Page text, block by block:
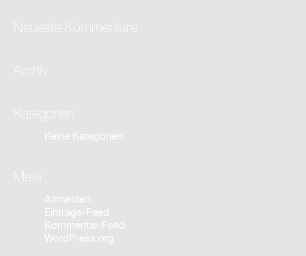
Neueste Kommentare
Archiv
Kategorien
Keine Kategorien
Meta
Anmelden
Eintrags-Feed
Kommentar-Feed
WordPress.org